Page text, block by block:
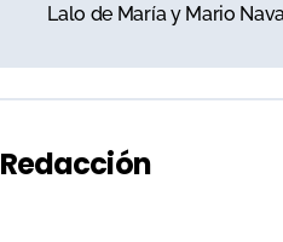
Lalo de María y Mario
Redacción